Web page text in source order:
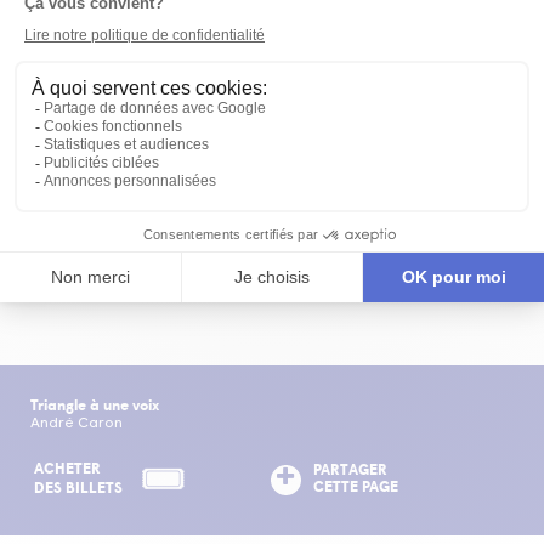
texteAndré Caron mise en scène
interprétationPierre Collin ,Jeanne Leroux
Bernard Schiele
ÉQUIPE DE CRÉATION
Triangle à une voix
André Caron
ACHETER
DES BILLETS
PARTAGER
CETTE PAGE